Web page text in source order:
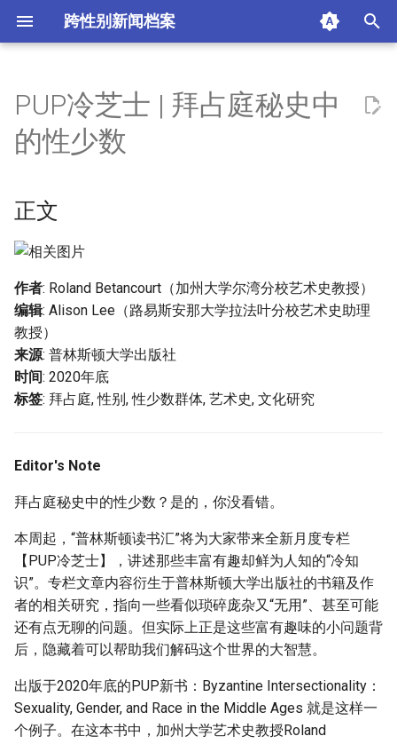
跨性别新闻档案
t
a
l
i
z
i
n
g
e
a
r
h
正文
第二章: 荡妇羞辱皇后
第三章: 变性人的生活
结论
摘要与附加信息
附加信息 [Processed Page
Metadata]
PUP冷芝士 | 拜占庭秘史中
的性少数
正文
作者: Roland Betancourt（加州大学尔湾分校艺术史教授）
编辑: Alison Lee（路易斯安那大学拉法叶分校艺术史助理
教授）
来源: 普林斯顿大学出版社
时间: 2020年底
标签: 拜占庭, 性别, 性少数群体, 艺术史, 文化研究
Editor's Note
拜占庭秘史中的性少数？是的，你没看错。
本周起，“普林斯顿读书汇”将为大家带来全新月度专栏
【PUP冷芝士】，讲述那些丰富有趣却鲜为人知的“冷知
识”。专栏文章内容衍生于普林斯顿大学出版社的书籍及作
者的相关研究，指向一些看似琐碎庞杂又“无用”、甚至可能
还有点无聊的问题。但实际上正是这些富有趣味的小问题背
后，隐藏着可以帮助我们解码这个世界的大智慧。
出版于2020年底的PUP新书：Byzantine Intersectionality：
Sexuality, Gender, and Race in the Middle Ages 就是这样一
个例子。在这本书中，加州大学艺术史教授Roland